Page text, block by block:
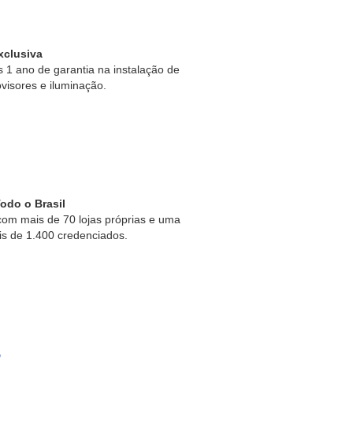
1 ano de garantia na instalação de
e iluminação.
o Brasil
mais de 70 lojas próprias e uma
de 1.400 credenciados.